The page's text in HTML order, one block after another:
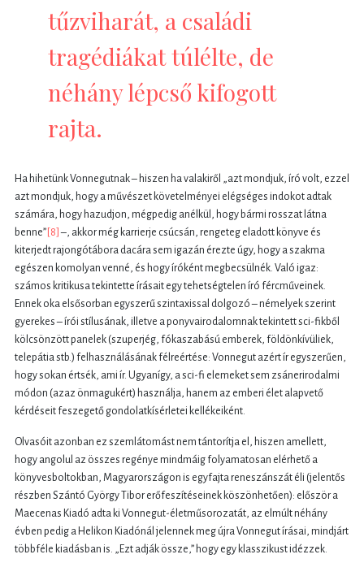
tűzviharát, a családi
tragédiákat túlélte, de
néhány lépcső kifogott
rajta.
Ha hihetünk Vonnegutnak – hiszen ha valakiről „azt mondjuk, író volt, ezzel
azt mondjuk, hogy a művészet követelményei elégséges indokot adtak
számára, hogy hazudjon, mégpedig anélkül, hogy bármi rosszat látna
benne” [8] –, akkor még karrierje csúcsán, rengeteg eladott könyve és
kiterjedt rajongótábora dacára sem igazán érezte úgy, hogy a szakma
egészen komolyan venné, és hogy íróként megbecsülnék. Való igaz:
számos kritikusa tekintette írásait egy tehetségtelen író fércműveinek.
Ennek oka elsősorban egyszerű szintaxissal dolgozó – némelyek szerint
gyerekes – írói stílusának, illetve a ponyvairodalomnak tekintett sci-fikből
kölcsönzött panelek (szuperjég, fókaszabású emberek, földönkívüliek,
telepátia stb.) felhasználásának félreértése: Vonnegut azért ír egyszerűen,
hogy sokan értsék, ami ír. Ugyanígy, a sci-fi elemeket sem zsánerirodalmi
módon (azaz önmagukért) használja, hanem az emberi élet alapvető
kérdéseit feszegető gondolatkísérletei kellékeiként.
Olvasóit azonban ez szemlátomást nem tántorítja el, hiszen amellett,
hogy angolul az összes regénye mindmáig folyamatosan elérhető a
könyvesboltokban, Magyarországon is egyfajta reneszánszát éli (jelentős
részben Szántó György Tibor erőfeszítéseinek köszönhetően): először a
Maecenas Kiadó adta ki Vonnegut-életműsorozatát, az elmúlt néhány
évben pedig a Helikon Kiadónál jelennek meg újra Vonnegut írásai, mindjárt
többféle kiadásban is. „Ezt adják össze,” hogy egy klasszikust idézzek.